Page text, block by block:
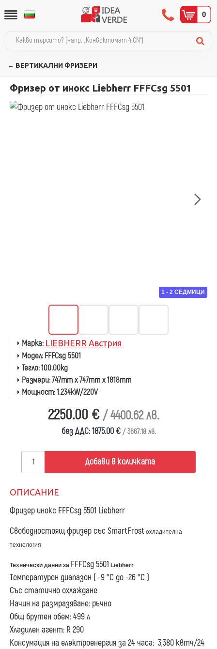
0
← ВЕРТИКАЛНИ ФРИЗЕРИ
Фризер от инокс Liebherr FFFCsg 5501
1 - 2 СЕДМИЦИ
2250.00 € / 4400.62 лв.
без ДДС: 1875.00 € / 3667.18 лв.
Марка: LIEBHERR Австрия
Модел:FFFCsg 5501
Тегло:100.00kg
Размери:747mm x 747mm x 1818mm
Мощност:1.234kW/220V
Добави в количката
ОПИСАНИЕ
Фризер инокс FFFCsg 5501 Liebherr
Свободностоящ фризер със SmartFrost охладителна
технология
Технически данни за FFFCsg 5501 Liebherr
Температурен диапазон ( -9 °C до -26 °C )
Със статично охлаждане
Начин на размразяване: ръчно
Общ брутен обем: 499 л
Хладилен агент: R 290
Консумация на електроенергия за 24 часа: 3,380 квтч/24